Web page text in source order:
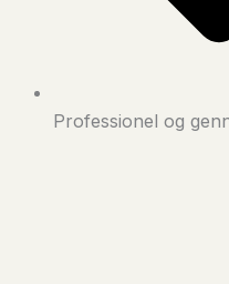
Professionel og